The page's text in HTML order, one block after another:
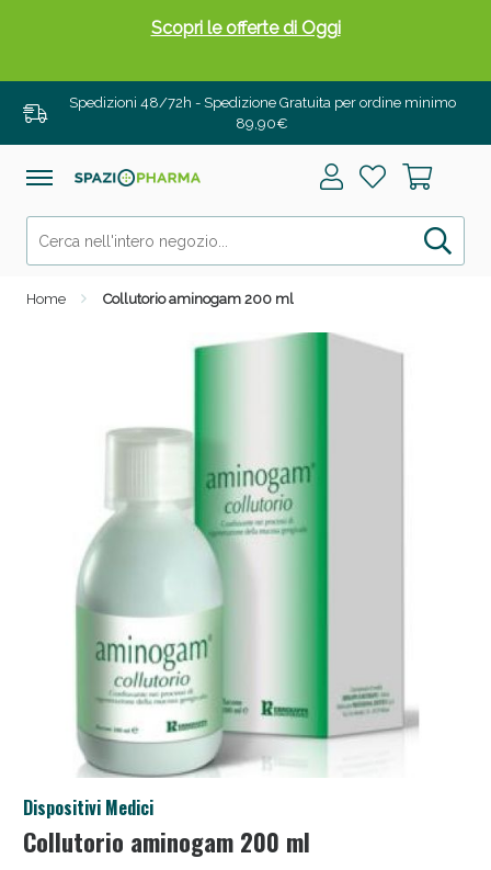
Spedizioni 48/72h - Spedizione Gratuita per ordine minimo
89,90€
Home Collutorio aminogam 200 ml
Dispositivi Medici
Collutorio aminogam 200 ml
Scopri le offerte di Oggi
solo per OGGI!
Salini e Multivitaminici: oggi Sconto extra fino al